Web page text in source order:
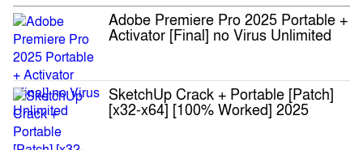
Adobe Premiere Pro 2025 Portable +
Activator [Final] no Virus Unlimited
SketchUp Crack + Portable [Patch]
[x32-x64] [100% Worked] 2025